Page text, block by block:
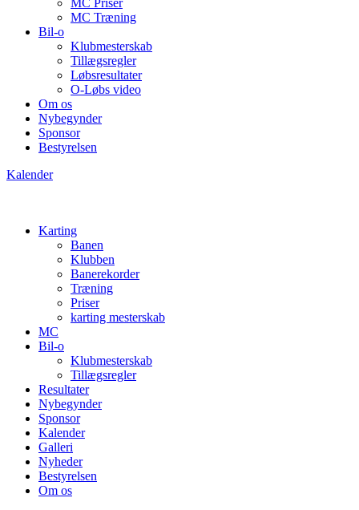
MC Priser
MC Træning
Bil-o
Klubmesterskab
Tillægsregler
Løbsresultater
O-Løbs video
Om os
Nybegynder
Sponsor
Bestyrelsen
Kalender
Karting
Banen
Klubben
Banerekorder
Træning
Priser
karting mesterskab
MC
Bil-o
Klubmesterskab
Tillægsregler
Resultater
Nybegynder
Sponsor
Kalender
Galleri
Nyheder
Bestyrelsen
Om os